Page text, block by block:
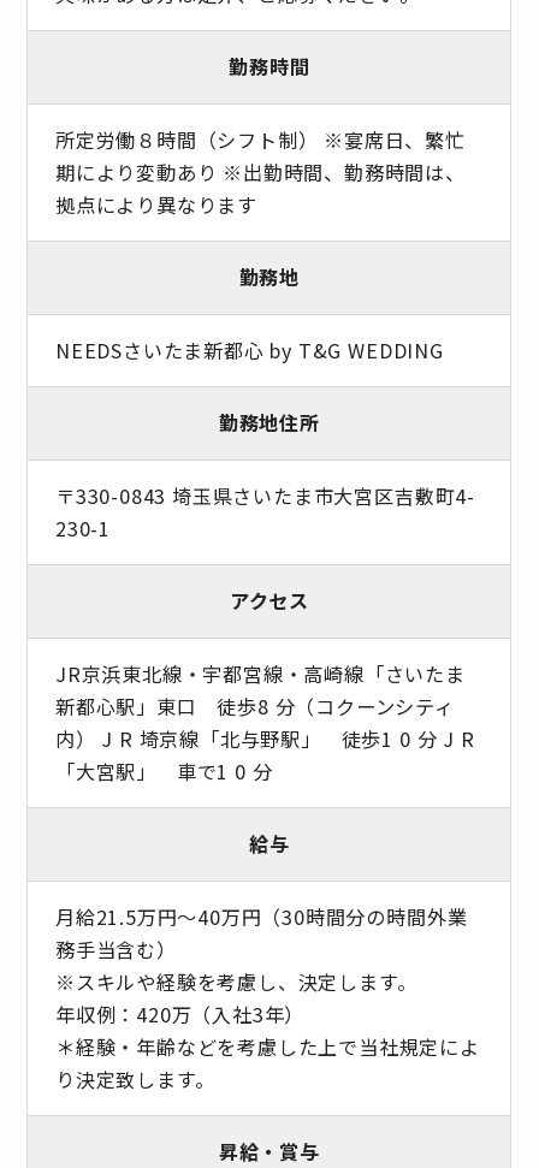
勤務時間
所定労働８時間（シフト制） ※宴席日、繁忙
期により変動あり ※出勤時間、勤務時間は、
拠点により異なります
勤務地
NEEDSさいたま新都心 by T&G WEDDING
勤務地住所
〒330-0843 埼玉県さいたま市大宮区吉敷町4-
230-1
アクセス
JR京浜東北線・宇都宮線・高崎線「さいたま
新都心駅」東口 徒歩8 分（コクーンシティ
内） J R 埼京線「北与野駅」 徒歩1 0 分 J R
「大宮駅」 車で1 0 分
給与
月給21.5万円～40万円（30時間分の時間外業
務手当含む）
※スキルや経験を考慮し、決定します。
年収例：420万（入社3年）
＊経験・年齢などを考慮した上で当社規定によ
り決定致します。
昇給・賞与